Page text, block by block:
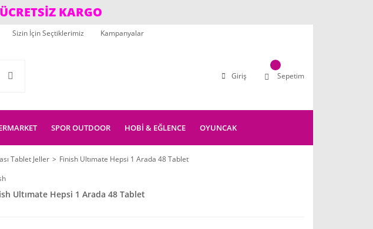
ÜCRETSİZ KARGO
Sizin İçin Seçtiklerimiz Kampanyalar
Giriş Sepetim
SPOR OUTDOOR HOBİ & EĞLENCE OYUNCAK
Tablet Jeller
Finish Ultımate Hepsi 1 Arada 48 Tablet
Ultımate Hepsi 1 Arada 48 Tablet